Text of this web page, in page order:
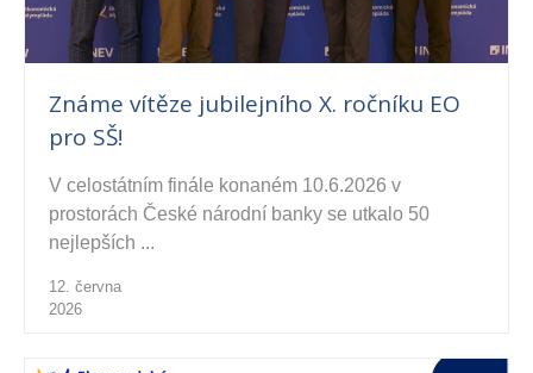
Známe vítěze jubilejního X. ročníku EO
pro SŠ!
V celostátním finále konaném 10.6.2026 v
prostorách České národní banky se utkalo 50
nejlepších ...
12. června
2026